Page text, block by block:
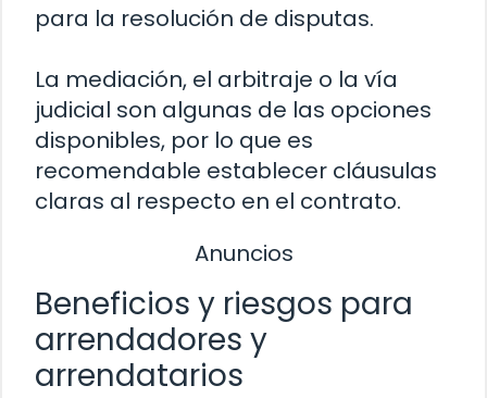
para la resolución de disputas.
La mediación, el arbitraje o la vía
judicial son algunas de las opciones
disponibles, por lo que es
recomendable establecer cláusulas
claras al respecto en el contrato.
Anuncios
Beneficios y riesgos para
arrendadores y
arrendatarios